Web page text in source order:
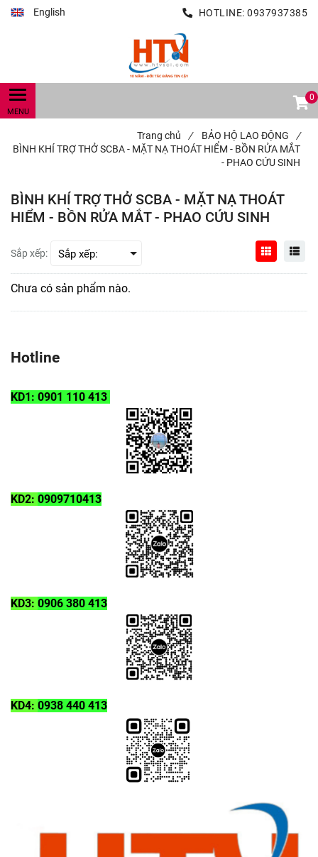
English HOTLINE: 0937937385
0
Trang chủ / BẢO HỘ LAO ĐỘNG
/
BÌNH KHÍ TRỢ THỞ SCBA - MẶT NẠ THOÁT HIỂM - BỒN RỬA MẮT
- PHAO CỨU SINH
BÌNH KHÍ TRỢ THỞ SCBA - MẶT NẠ THOÁT
HIỂM - BỒN RỬA MẮT - PHAO CỨU SINH
Sắp xếp:
Chưa có sản phẩm nào.
Hotline
KD1: 0901 110 413
KD2: 0909710413
KD3: 0906 380 413
KD4: 0938 440 413